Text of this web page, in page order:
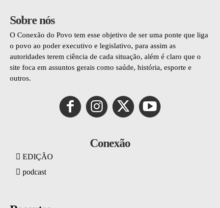
Sobre nós
O Conexão do Povo tem esse objetivo de ser uma ponte que liga
o povo ao poder executivo e legislativo, para assim as
autoridades terem ciência de cada situação, além é claro que o
site foca em assuntos gerais como saúde, história, esporte e
outros.
Conexão
EDIÇÃO
podcast